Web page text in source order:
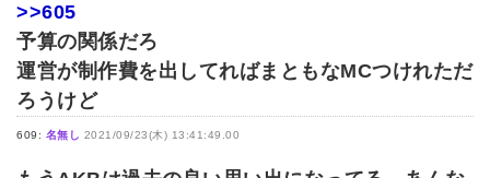
>>605
予算の関係だろ
運営が制作費を出してればまともなMCつけれただ
ろうけど
609: 名無し 2021/09/23(木) 13:41:49.00